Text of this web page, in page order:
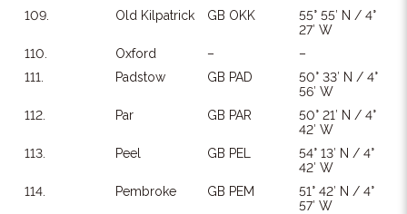
109.
Old Kilpatrick GB OKK
55° 55′ N / 4°
27′ W
110.
Oxford –
–
111.
Padstow GB PAD
50° 33′ N / 4°
56′ W
112.
Par GB PAR
50° 21′ N / 4°
42′ W
113.
Peel GB PEL
54° 13′ N / 4°
42′ W
114.
Pembroke GB PEM
51° 42′ N / 4°
57′ W